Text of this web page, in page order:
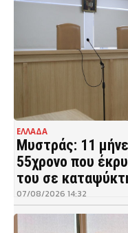
ΕΛΛΑΔΑ
Μυστράς: 11
55χρονο που
του σε
07/08/2026 14:32